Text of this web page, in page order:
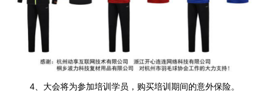
4、大会将为参加培训学员，购买培训期间的意外保险。